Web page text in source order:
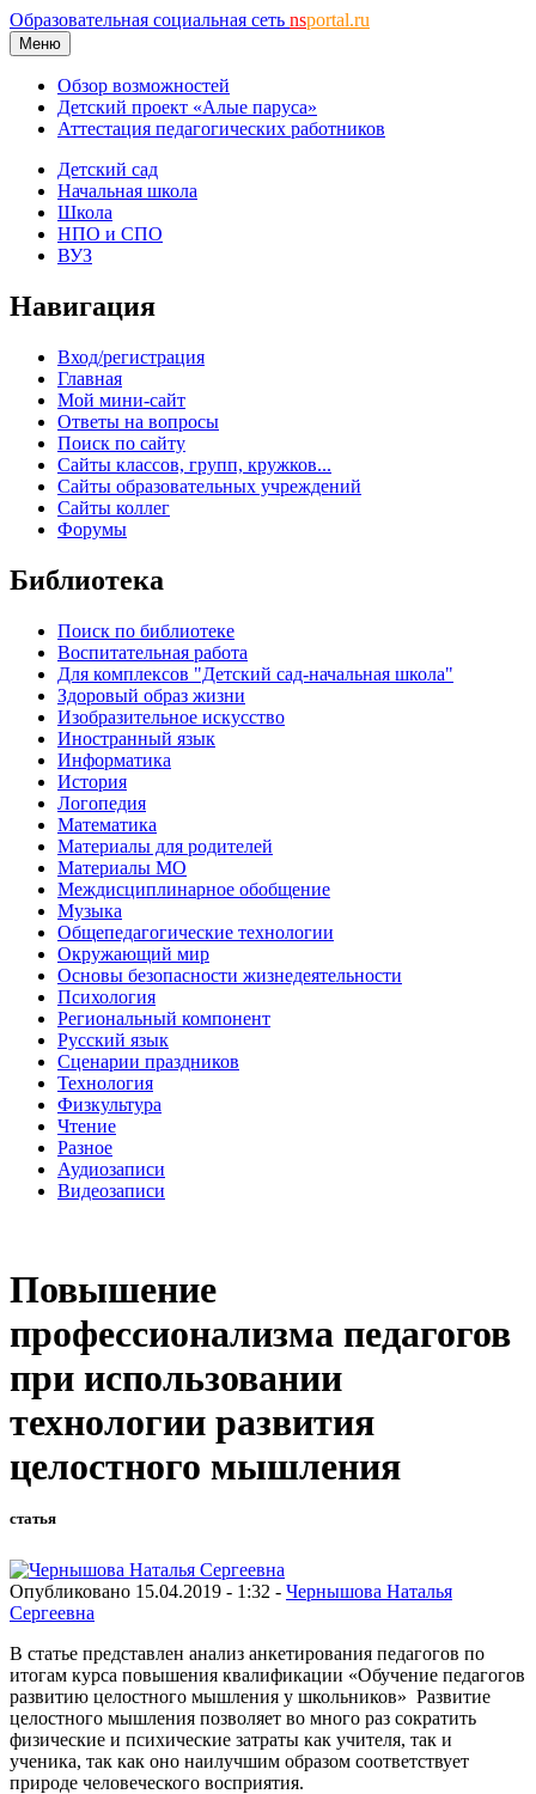
Образовательная социальная сеть nsportal.ru
Меню
Обзор возможностей
Детский проект «Алые паруса»
Аттестация педагогических работников
Детский сад
Начальная школа
Школа
НПО и СПО
ВУЗ
Навигация
Вход/регистрация
Главная
Мой мини-сайт
Ответы на вопросы
Поиск по сайту
Сайты классов, групп, кружков...
Сайты образовательных учреждений
Сайты коллег
Форумы
Библиотека
Поиск по библиотеке
Воспитательная работа
Для комплексов "Детский сад-начальная школа"
Здоровый образ жизни
Изобразительное искусство
Иностранный язык
Информатика
История
Логопедия
Математика
Материалы для родителей
Материалы МО
Междисциплинарное обобщение
Музыка
Общепедагогические технологии
Окружающий мир
Основы безопасности жизнедеятельности
Психология
Региональный компонент
Русский язык
Сценарии праздников
Технология
Физкультура
Чтение
Разное
Аудиозаписи
Видеозаписи
Повышение
профессионализма педагогов
при использовании
технологии развития
целостного мышления
статья
Опубликовано 15.04.2019 - 1:32 - Чернышова Наталья
Сергеевна
В статье представлен анализ анкетирования педагогов по
итогам курса повышения квалификации «Обучение педагогов
развитию целостного мышления у школьников» Развитие
целостного мышления позволяет во много раз сократить
физические и психические затраты как учителя, так и
ученика, так как оно наилучшим образом соответствует
природе человеческого восприятия.